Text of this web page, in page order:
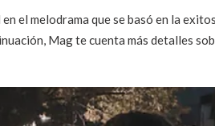
el melodrama que se basó en la
Mag te cuenta más detalles